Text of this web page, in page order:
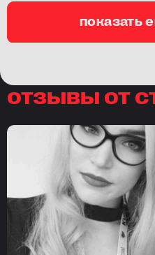
показать
отзывы от